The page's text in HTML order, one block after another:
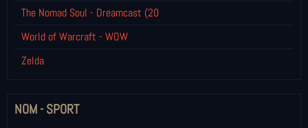
The Nomad Soul - Dreamcast (20
World of Warcraft - WOW
Zelda
NOM - SPORT